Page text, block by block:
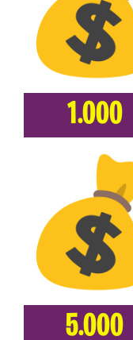
1.000
5.000